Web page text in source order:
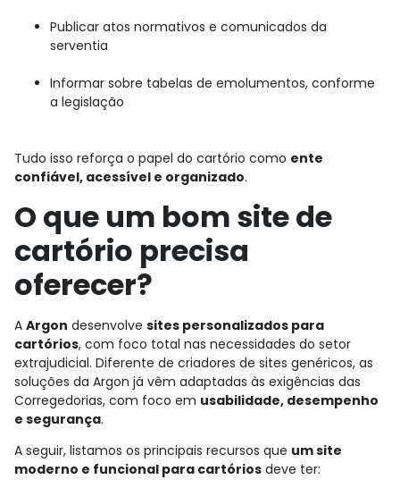
Publicar atos normativos e comunicados da
serventia
Informar sobre tabelas de emolumentos, conforme
a legislação
Tudo isso reforça o papel do cartório como ente
confiável, acessível e organizado.
O que um bom site de
cartório precisa
oferecer?
A Argon desenvolve sites personalizados para
cartórios, com foco total nas necessidades do setor
extrajudicial. Diferente de criadores de sites genéricos, as
soluções da Argon já vêm adaptadas às exigências das
Corregedorias, com foco em usabilidade, desempenho
e segurança.
A seguir, listamos os principais recursos que um site
moderno e funcional para cartórios deve ter: